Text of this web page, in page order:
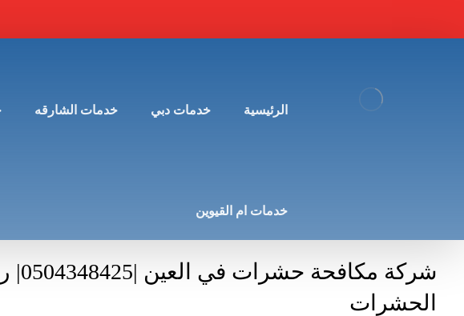
الرئيسية خدمات دبي خدمات الشارقه
خدمات ام القيوين
شركة مكافحة
الحشرات